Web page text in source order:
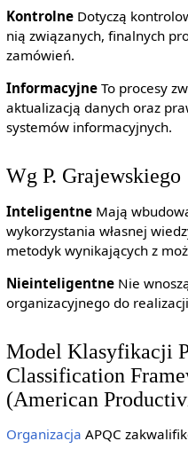
KontrolneDotyczą
nią związanych, finalnych
zamówień.
InformacyjneTo procesy
aktualizacją danych oraz
systemów informacyjnych.
Wg P. Grajewskiego
InteligentneMają
wykorzystania własnej
metodyk wynikających z
NieinteligentneNie
organizacyjnego do
Model Klasyfikacji
Classification
(American
Organizacja APQC